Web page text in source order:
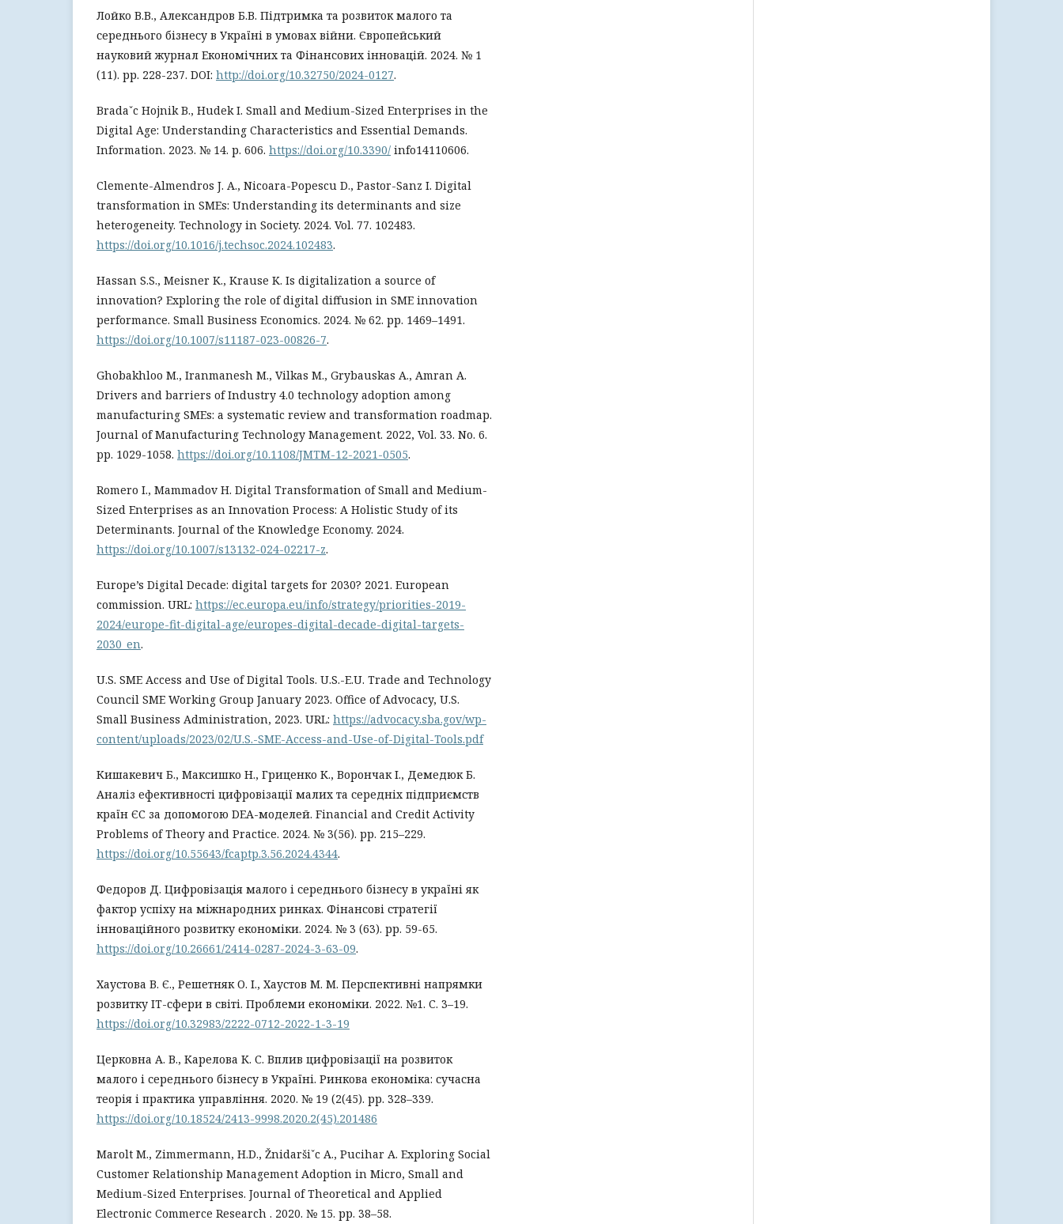
Лойко В.В., Александров Б.В. Підтримка та розвиток малого та
середнього бізнесу в Україні в умовах війни. Європейський
науковий журнал Економічних та Фінансових інновацій. 2024. № 1
(11). рр. 228-237. DOI: http://doi.org/10.32750/2024-0127.
Bradaˇc Hojnik B., Hudek I. Small and Medium-Sized Enterprises in the
Digital Age: Understanding Characteristics and Essential Demands.
Information. 2023. № 14. р. 606. https://doi.org/10.3390/ info14110606.
Clemente-Almendros J. A., Nicoara-Popescu D., Pastor-Sanz I. Digital
transformation in SMEs: Understanding its determinants and size
heterogeneity. Technology in Society. 2024. Vol. 77. 102483.
https://doi.org/10.1016/j.techsoc.2024.102483.
Hassan S.S., Meisner K., Krause K. Is digitalization a source of
innovation? Exploring the role of digital diffusion in SME innovation
performance. Small Business Economics. 2024. № 62. рр. 1469–1491.
https://doi.org/10.1007/s11187-023-00826-7.
Ghobakhloo M., Iranmanesh M., Vilkas M., Grybauskas A., Amran A.
Drivers and barriers of Industry 4.0 technology adoption among
manufacturing SMEs: a systematic review and transformation roadmap.
Journal of Manufacturing Technology Management. 2022, Vol. 33. No. 6.
pp. 1029-1058. https://doi.org/10.1108/JMTM-12-2021-0505.
Romero I., Mammadov H. Digital Transformation of Small and Medium-
Sized Enterprises as an Innovation Process: A Holistic Study of its
Determinants. Journal of the Knowledge Economy. 2024.
https://doi.org/10.1007/s13132-024-02217-z.
Europe’s Digital Decade: digital targets for 2030? 2021. European
commission. URL: https://ec.europa.eu/info/strategy/priorities-2019-
2024/europe-fit-digital-age/europes-digital-decade-digital-targets-
2030_en.
U.S. SME Access and Use of Digital Tools. U.S.-E.U. Trade and Technology
Council SME Working Group January 2023. Office of Advocacy, U.S.
Small Business Administration, 2023. URL: https://advocacy.sba.gov/wp-
content/uploads/2023/02/U.S.-SME-Access-and-Use-of-Digital-Tools.pdf
Кишакевич Б., Максишко Н., Гриценко К., Ворончак І., Демедюк Б.
Аналіз ефективності цифровізації малих та середніх підприємств
країн ЄС за допомогою DEA-моделей. Financial and Credit Activity
Problems of Theory and Practice. 2024. № 3(56). рр. 215–229.
https://doi.org/10.55643/fcaptp.3.56.2024.4344.
Федоров Д. Цифровізація малого і середнього бізнесу в україні як
фактор успіху на міжнародних ринках. Фінансові стратегії
інноваційного розвитку економіки. 2024. № 3 (63). рр. 59-65.
https://doi.org/10.26661/2414-0287-2024-3-63-09.
Хаустова В. Є., Решетняк О. І., Хаустов М. М. Перспективні напрямки
розвитку IT-сфери в світі. Проблеми економіки. 2022. №1. C. 3–19.
https://doi.org/10.32983/2222-0712-2022-1-3-19
Церковна А. В., Карелова К. С. Вплив цифровізації на розвиток
малого і середнього бізнесу в Україні. Ринкова економіка: сучасна
теорія і практика управління. 2020. № 19 (2(45). рр. 328–339.
https://doi.org/10.18524/2413-9998.2020.2(45).201486
Marolt M., Zimmermann, H.D., Žnidaršiˇc A., Pucihar A. Exploring Social
Customer Relationship Management Adoption in Micro, Small and
Medium-Sized Enterprises. Journal of Theoretical and Applied
Electronic Commerce Research . 2020. № 15. рр. 38–58.